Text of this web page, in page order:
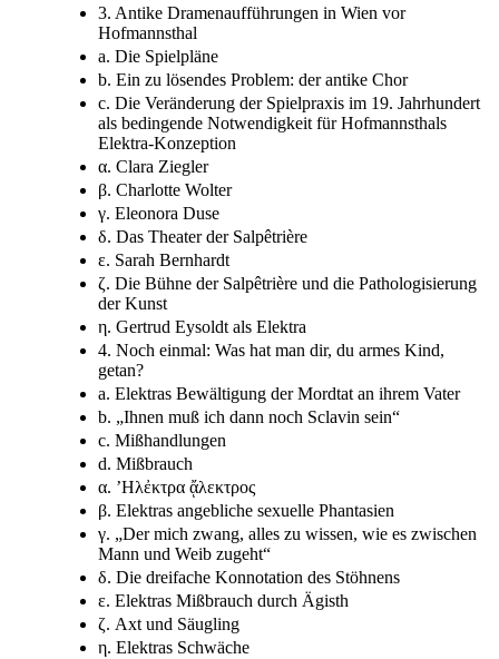
3. Antike Dramenaufführungen in Wien vor
Hofmannsthal
a. Die Spielpläne
b. Ein zu lösendes Problem: der antike Chor
c. Die Veränderung der Spielpraxis im 19. Jahrhundert
als bedingende Notwendigkeit für Hofmannsthals
Elektra-Konzeption
α. Clara Ziegler
β. Charlotte Wolter
γ. Eleonora Duse
δ. Das Theater der Salpêtrière
ε. Sarah Bernhardt
ζ. Die Bühne der Salpêtrière und die Pathologisierung
der Kunst
η. Gertrud Eysoldt als Elektra
4. Noch einmal: Was hat man dir, du armes Kind,
getan?
a. Elektras Bewältigung der Mordtat an ihrem Vater
b. „Ihnen muß ich dann noch Sclavin sein“
c. Mißhandlungen
d. Mißbrauch
α. ’Hλἐκτρα ᾄλεκτρος
β. Elektras angebliche sexuelle Phantasien
γ. „Der mich zwang, alles zu wissen, wie es zwischen
Mann und Weib zugeht“
δ. Die dreifache Konnotation des Stöhnens
ε. Elektras Mißbrauch durch Ägisth
ζ. Axt und Säugling
η. Elektras Schwäche